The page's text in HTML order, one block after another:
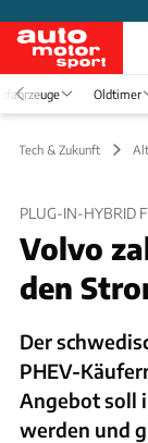
Oldtimer
Tech & Zukunft
PLUG-IN-HYBRID
Volvo
den
Der
PHEV-
Angebot soll
werden und